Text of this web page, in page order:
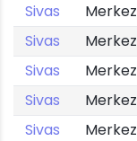
Sivas
Merkez
Sivas
Merkez
Sivas
Merkez
Sivas
Merkez
Sivas
Merkez